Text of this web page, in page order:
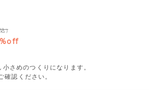
）
さめのつくりになります。
確認ください。